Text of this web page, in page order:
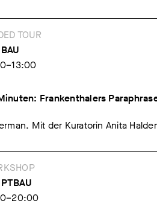
TOUR
Frankenthalers
Mit der Kuratorin Anita